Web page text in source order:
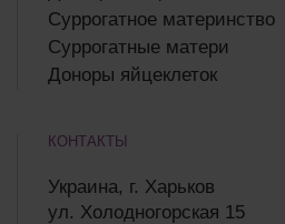
Суррогатное материнство
Суррогатные матери
Доноры яйцеклеток
КОНТАКТЫ
Украина, г. Харьков
ул. Холодногорская 15